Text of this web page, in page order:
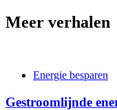
Meer verhalen
Energie besparen
Gestroomlijnde